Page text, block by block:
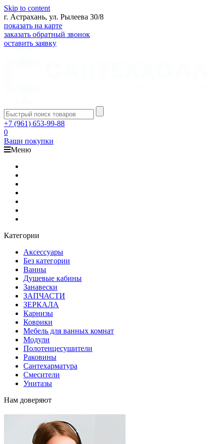
Skip to content
г. Астрахань, ул. Рылеева 30/8
показать на карте
заказать обратный звонок
оставить заявку
+7 (961) 653-99-88
0
Ваши покупки
Меню
Категории
Аксессуары
Без категории
Ванны
Душевые кабины
Занавески
ЗАПЧАСТИ
ЗЕРКАЛА
Карнизы
Коврики
Мебель для ванных комнат
Модули
Полотенцесушители
Раковины
Сантехарматура
Смесители
Унитазы
Нам доверяют